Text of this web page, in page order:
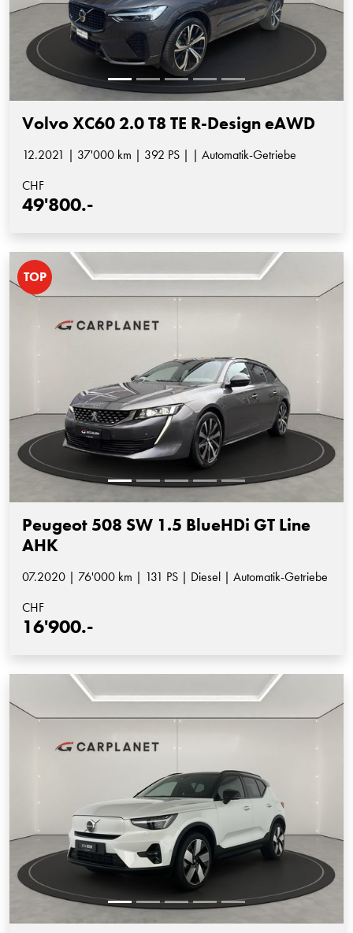
Volvo XC60 2.0 T8 TE R-Design eAWD
12.2021 | 37'000 km | 392 PS | | Automatik-Getriebe
CHF
49'800.-
TOP
Peugeot 508 SW 1.5 BlueHDi GT Line
AHK
07.2020 | 76'000 km | 131 PS | Diesel | Automatik-Getriebe
CHF
16'900.-